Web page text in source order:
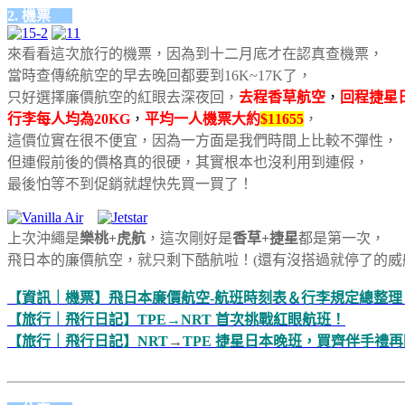
2. 機票
來看看這次旅行的機票，因為到十二月底才在認真查機票，
當時查傳統航空的早去晚回都要到16K~17K了，
只好選擇廉價航空的紅眼去深夜回， 去程香草航空 ， 回程捷星
行李每人均為20KG ， 平均一人機票大約$11655 ，
這價位實在很不便宜，因為一方面是我們時間上比較不彈性，
但連假前後的價格真的很硬，其實根本也沒利用到連假，
最後怕等不到促銷就趕快先買一買了！
上次沖繩是樂桃+虎航 ，這次剛好是香草+捷星都是第一次，
飛日本的廉價航空，就只剩下酷航啦！(還有沒搭過就停了的威
【資訊｜機票】飛日本廉價航空-航班時刻表＆行李規定總整理
【旅行｜飛行日記】TPE→NRT 首次挑戰紅眼航班！
【旅行｜飛行日記】NRT→TPE 捷星日本晚班，買齊伴手禮